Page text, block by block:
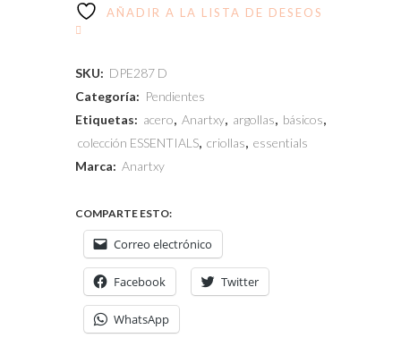
AÑADIR A LA LISTA DE DESEOS
SKU: DPE287 D
Categoría: Pendientes
Etiquetas: acero, Anartxy, argollas, básicos,
colección ESSENTIALS, criollas, essentials
Marca: Anartxy
COMPARTE ESTO:
Correo electrónico
Facebook Twitter
WhatsApp